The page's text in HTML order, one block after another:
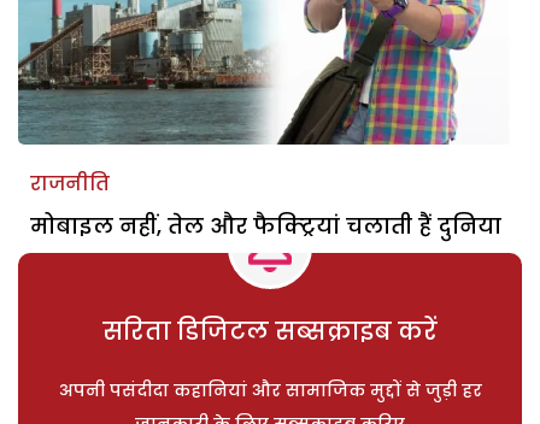
राजनीति
मोबाइल नहीं, तेल और फैक्ट्रियां चलाती हैं दुनिया
सरिता डिजिटल सब्सक्राइब करें
अपनी पसंदीदा कहानियां और सामाजिक मुद्दों से जुड़ी हर